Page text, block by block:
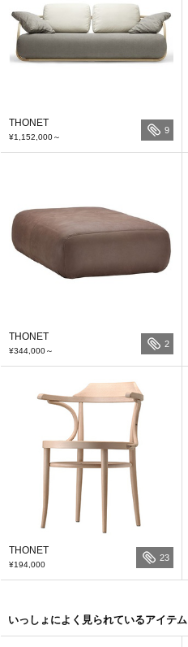
THONET
¥1,152,000～
9
THONET
¥344,000～
2
THONET
¥194,000
23
いっしょによく見られているアイテム